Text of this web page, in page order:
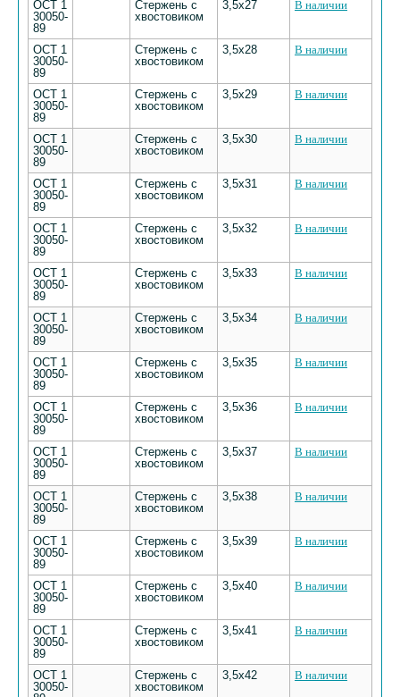
ОСТ 1
30050-
89
Стержень с
хвостовиком
3,5х27 В наличии
ОСТ 1
30050-
89
Стержень с
хвостовиком
3,5х28 В наличии
ОСТ 1
30050-
89
Стержень с
хвостовиком
3,5х29 В наличии
ОСТ 1
30050-
89
Стержень с
хвостовиком
3,5х30 В наличии
ОСТ 1
30050-
89
Стержень с
хвостовиком
3,5х31 В наличии
ОСТ 1
30050-
89
Стержень с
хвостовиком
3,5х32 В наличии
ОСТ 1
30050-
89
Стержень с
хвостовиком
3,5х33 В наличии
ОСТ 1
30050-
89
Стержень с
хвостовиком
3,5х34 В наличии
ОСТ 1
30050-
89
Стержень с
хвостовиком
3,5х35 В наличии
ОСТ 1
30050-
89
Стержень с
хвостовиком
3,5х36 В наличии
ОСТ 1
30050-
89
Стержень с
хвостовиком
3,5х37 В наличии
ОСТ 1
30050-
89
Стержень с
хвостовиком
3,5х38 В наличии
ОСТ 1
30050-
89
Стержень с
хвостовиком
3,5х39 В наличии
ОСТ 1
30050-
89
Стержень с
хвостовиком
3,5х40 В наличии
ОСТ 1
30050-
89
Стержень с
хвостовиком
3,5х41 В наличии
ОСТ 1
30050-
Стержень с
хвостовиком
3,5х42 В наличии